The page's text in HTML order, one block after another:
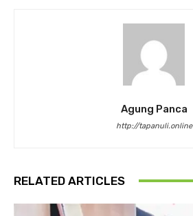
Agung Panca
http://tapanuli.online
RELATED ARTICLES